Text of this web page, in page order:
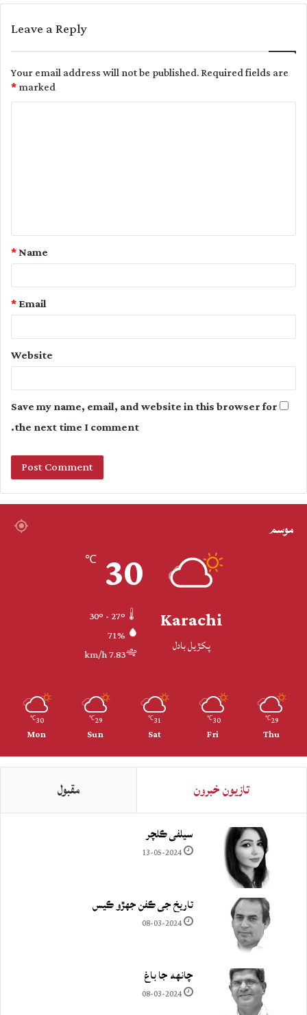
Leave a Reply
Your email address will not be published.Required fields are
marked
*
t
Name
*
Email
*
Website
Save my name, email, and website in this browser for
the next time I comment.
موسم
Karachi
پکڙيل بادل
30
℃
71%
7.83 km/h
29
℃
Thu
30
℃
Fri
31
℃
Sat
29
℃
Sun
30
℃
Mon
تازيون خبرون مقبول
سيلفي ڪلچر
13-05-2024
تاريخ جي ڪفن جھڙو ڪيس
08-03-2024
چانهه جا باغ
08-03-2024